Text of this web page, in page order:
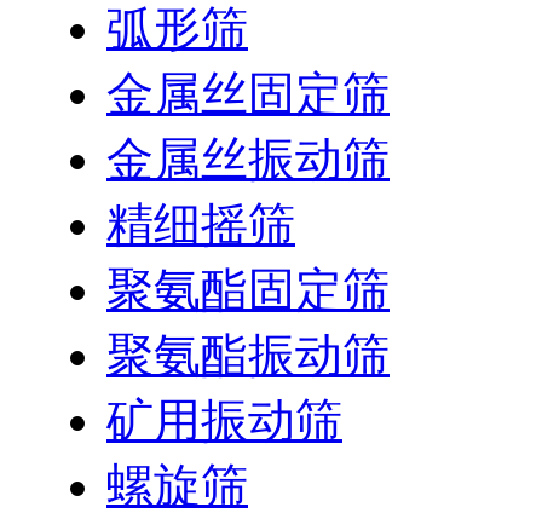
弧形筛
金属丝固定筛
金属丝振动筛
精细摇筛
聚氨酯固定筛
聚氨酯振动筛
矿用振动筛
螺旋筛